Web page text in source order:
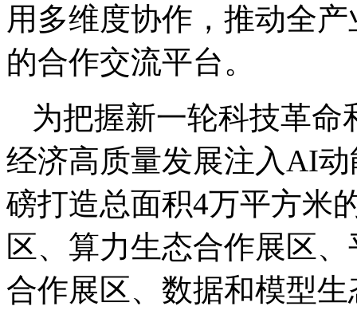
用多维度协作，推动全
的合作交流平台。
为把握新一轮科技革
经济高质量发展注入AI
磅打造总面积4万平方米
区、算力生态合作展区
合作展区、数据和模型